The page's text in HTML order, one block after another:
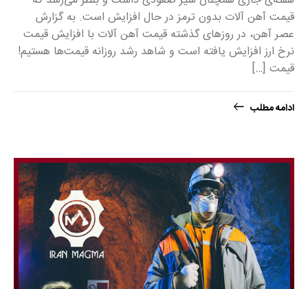
قیمت آهن آلات بدون ترمز در حال افزایش است. به گزارش
عصر آهن، در روزهای گذشته قیمت‌ آهن آلات با افزایش قیمت
نرخ ارز افزایش یافته است و شاهد رشد روزانه قیمت‌ها هستیم!
قیمت […]
ادامه مطلب